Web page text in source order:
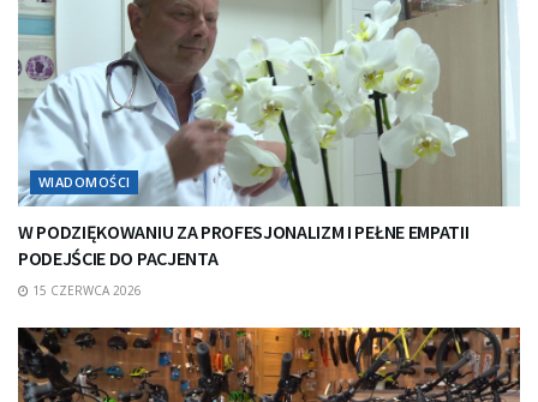
WIADOMOŚCI
W PODZIĘKOWANIU ZA PROFESJONALIZM I PEŁNE EMPATII
PODEJŚCIE DO PACJENTA
15 CZERWCA 2026